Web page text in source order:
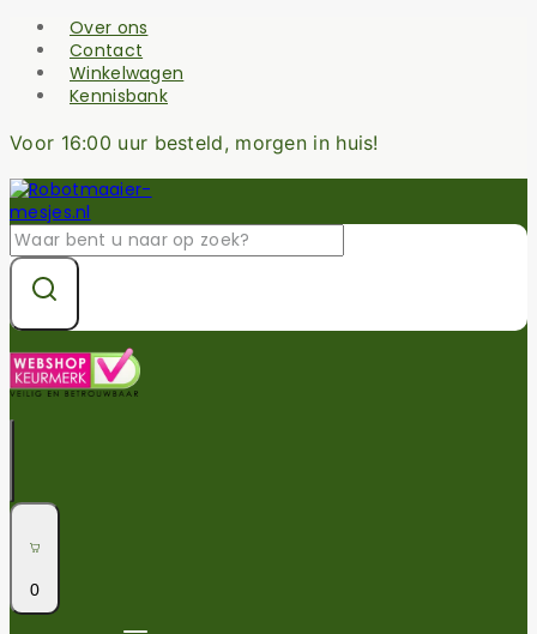
Skip
content
Over ons
Contact
Winkelwagen
Kennisbank
Voor 16:00 uur besteld, morgen in huis!
Zoek
naar:
0